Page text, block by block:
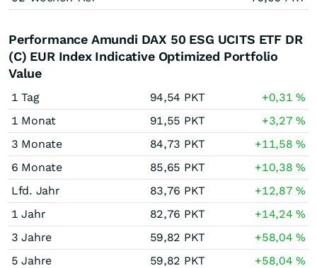
Performance Amundi DAX 50 ESG UCITS ETF DR
(C) EUR Index Indicative Optimized Portfolio
Value
1 Tag 94,54 PKT +0,31%
1 Monat
91,55 PKT +3,27%
3 Monate
84,73 PKT +11,58%
6 Monate
85,65 PKT +10,38%
Lfd. Jahr
83,76 PKT +12,87%
1 Jahr
82,76 PKT +14,24%
3 Jahre
59,82 PKT +58,04%
5 Jahre
59,82 PKT +58,04%